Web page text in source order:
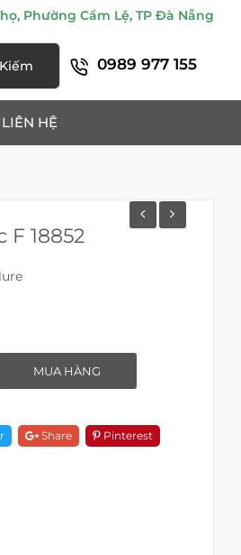
Phường Cẩm Lệ, TP Đà Nẵng
0989 977 155
LIÊN HỆ
18852
MUA HÀNG
Share Pinterest